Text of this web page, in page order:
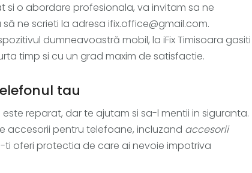
si o abordare profesionala, va invitam sa ne
ne scrieti la adresa ifix.office@gmail.com.
dumneavoastră mobil, la iFix Timisoara gasiti
timp si cu un grad maxim de satisfactie.
tau
reparat, dar te ajutam si sa-l mentii in siguranta.
accesorii pentru telefoane, incluzand accesorii
ti oferi protectia de care ai nevoie impotriva